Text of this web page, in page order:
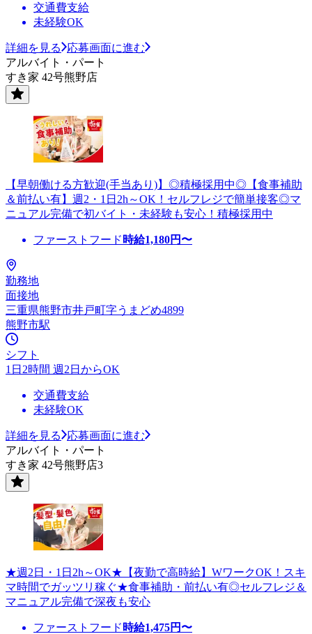
交通費支給
未経験OK
詳細を見る
応募画面に進む
アルバイト・パート
すき家 42号熊野店
【早朝働ける方歓迎(手当あり)】◎積極採用中◎【食事補助
＆前払い有】週2・1日2h～OK！セルフレジで簡単接客◎マ
ニュアル完備で初バイト・未経験も安心！積極採用中
ファーストフード 時給1,180円〜
勤務地
面接地
三重県熊野市井戸町字うまどめ4899
熊野市駅
シフト
1日2時間 週2日からOK
交通費支給
未経験OK
詳細を見る
応募画面に進む
アルバイト・パート
すき家 42号熊野店3
★週2日・1日2h～OK★【夜勤で高時給】WワークOK！スキ
マ時間でガッツリ稼ぐ★食事補助・前払い有◎セルフレジ＆
マニュアル完備で深夜も安心
ファーストフード 時給1,475円〜